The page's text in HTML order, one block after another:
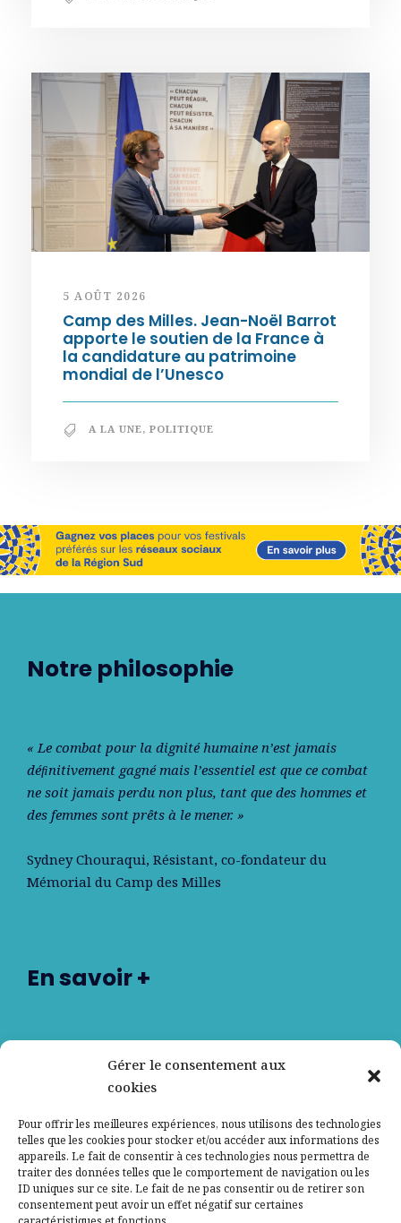
Gérer le consentement aux
cookies
Pour offrir les meilleures expériences, nous utilisons des technologies
telles que les cookies pour stocker et/ou accéder aux informations des
appareils. Le fait de consentir à ces technologies nous permettra de
traiter des données telles que le comportement de navigation ou les
ID uniques sur ce site. Le fait de ne pas consentir ou de retirer son
consentement peut avoir un effet négatif sur certaines
5 AOÛT 2026
Camp des Milles. Jean-Noël Barrot
apporte le soutien de la France à
la candidature au patrimoine
mondial de l’Unesco
A LA UNE, POLITIQUE
Notre philosophie
« Le combat pour la dignité humaine n’est jamais
déﬁnitivement gagné mais l’essentiel est que ce combat
ne soit jamais perdu non plus, tant que des hommes et
des femmes sont prêts à le mener. »
Sydney Chouraqui, Résistant, co-fondateur du
Mémorial du Camp des Milles
En savoir +
Contactez-nous
Mentions légales